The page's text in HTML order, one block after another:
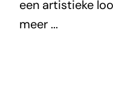
een artistieke
meer ...